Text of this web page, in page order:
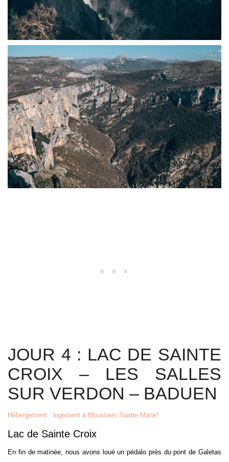
JOUR 4 : LAC DE SAINTE
CROIX – LES SALLES
SUR VERDON – BADUEN
Hébergement : logement à Moustiers Sainte Marie*
Lac de Sainte Croix
En fin de matinée, nous avons loué un pédalo près du pont de Galetas